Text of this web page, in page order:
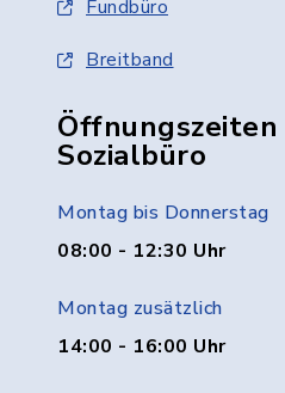
Fundbüro
Breitband
Sozialbüro
Montag bis Donnerstag
08:00 - 12:30 Uhr
Montag zusätzlich
14:00 - 16:00 Uhr